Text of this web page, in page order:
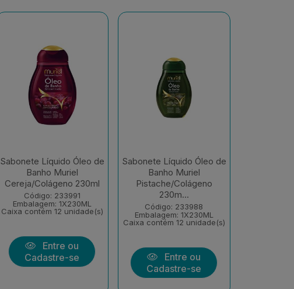
Sabonete Líquido Óleo de
Banho Muriel
Cereja/Colágeno 230ml
Código: 233991
Embalagem: 1X230ML
Caixa contém 12 unidade(s)
Entre ou
Cadastre-se
Sabonete Líquido Óleo de
Banho Muriel
Pistache/Colágeno
230m...
Código: 233988
Embalagem: 1X230ML
Caixa contém 12 unidade(s)
Entre ou
Cadastre-se